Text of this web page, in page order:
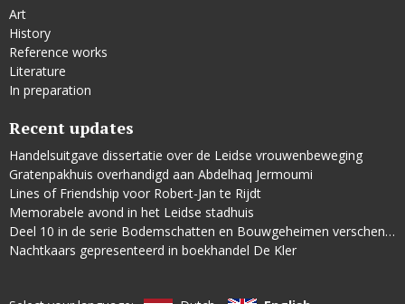
Art
History
Reference works
Literature
In preparation
Recent updates
Handelsuitgave dissertatie over de Leidse vrouwenbeweging
Gratenpakhuis overhandigd aan Abdelhaq Jermoumi
Lines of Friendship voor Robert-Jan te Rijdt
Memorabele avond in het Leidse stadhuis
Deel 10 in de serie Bodemschatten en Bouwgeheimen verschenen
Nachtkaars gepresenteerd in boekhandel De Kler